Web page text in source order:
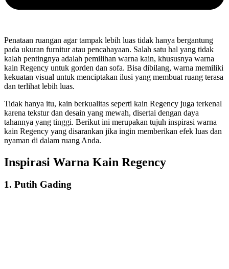
Penataan ruangan agar tampak lebih luas tidak hanya bergantung
pada ukuran furnitur atau pencahayaan. Salah satu hal yang tidak
kalah pentingnya adalah pemilihan warna kain, khususnya warna
kain Regency untuk gorden dan sofa. Bisa dibilang, warna memiliki
kekuatan visual untuk menciptakan ilusi yang membuat ruang terasa
dan terlihat lebih luas.
Tidak hanya itu, kain berkualitas seperti kain Regency juga terkenal
karena tekstur dan desain yang mewah, disertai dengan daya
tahannya yang tinggi. Berikut ini merupakan tujuh inspirasi warna
kain Regency yang disarankan jika ingin memberikan efek luas dan
nyaman di dalam ruang Anda.
Inspirasi Warna Kain Regency
1. Putih Gading